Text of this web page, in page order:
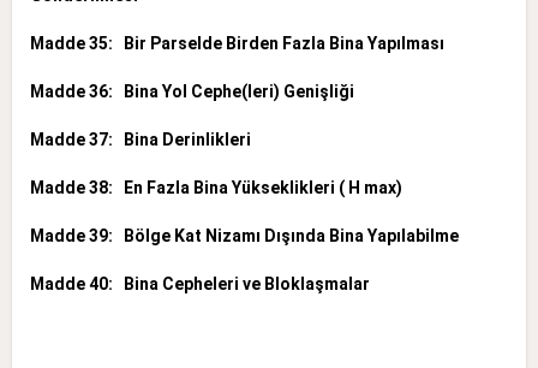
Madde 35: Bir Parselde Birden Fazla Bina Yapılması
Madde 36: Bina Yol Cephe(leri) Genişliği
Madde 37: Bina Derinlikleri
Madde 38: En Fazla Bina Yükseklikleri ( H max)
Madde 39: Bölge Kat Nizamı Dışında Bina Yapılabilme
Madde 40: Bina Cepheleri ve Bloklaşmalar